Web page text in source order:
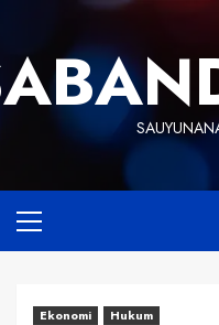
content
Menu
Ekonomi Hukum